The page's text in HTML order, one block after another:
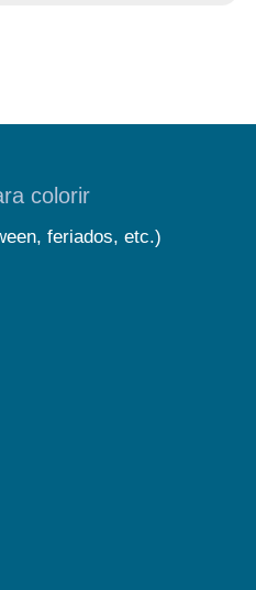
colorir
feriados, etc.)